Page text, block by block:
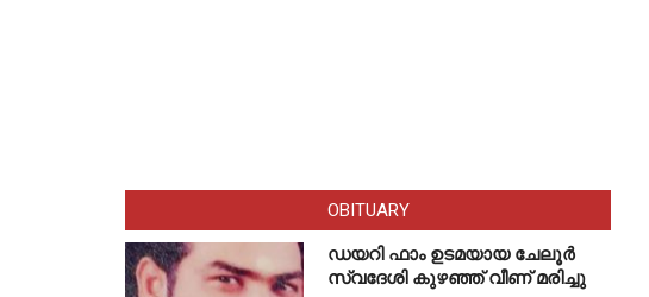
OBITUARY
ഡയറി ഫാം ഉടമയായ ചേലൂർ
സ്വദേശി കുഴഞ്ഞ് വീണ് മരിച്ചു